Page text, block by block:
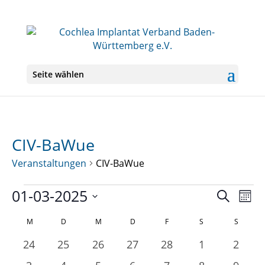
Seite wählen
CIV-BaWue
Veranstaltungen CIV-BaWue
Veranstaltungen
und
Suche
01-03-2025
Kalender
von
Veranstaltungen
M MONTAGD DIENSTAG
M MITTWOCH
D DONNERSTAG
F S SAMSTAG
S
0
Veranstaltungen
24
0
Veranstaltungen
25
0
Veranstaltungen
26
0
Veranstaltungen
27
0
Veranstaltungen
28
0
1
0
2